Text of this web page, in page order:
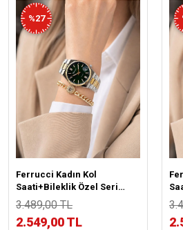
%27
Ferrucci Kadın Kol
Saati+Bileklik Özel Seri
Çelik Kordon Kararma Renk
Atma Yapmaz VS.BLKT.1045
3.489,00 TL
2.549,00 TL